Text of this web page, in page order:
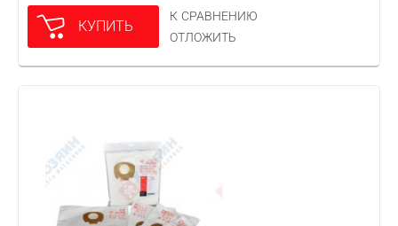
КУПИТЬ
К СРАВНЕНИЮ
ОТЛОЖИТЬ